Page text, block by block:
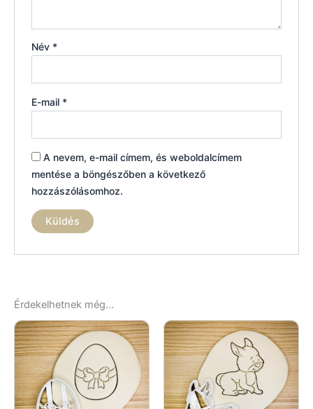
Név *
E-mail *
A nevem, e-mail címem, és weboldalcímem
mentése a böngészőben a következő
hozzászólásomhoz.
Érdekelhetnek még…